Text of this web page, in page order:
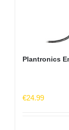
Plantronics
€24.99